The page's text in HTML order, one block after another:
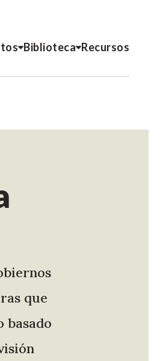
Biblioteca Recursos
que
basado